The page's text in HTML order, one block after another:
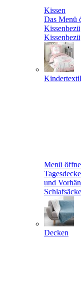
Kissen
Das Menü
Menü
und
Schlafsäcke
Decken